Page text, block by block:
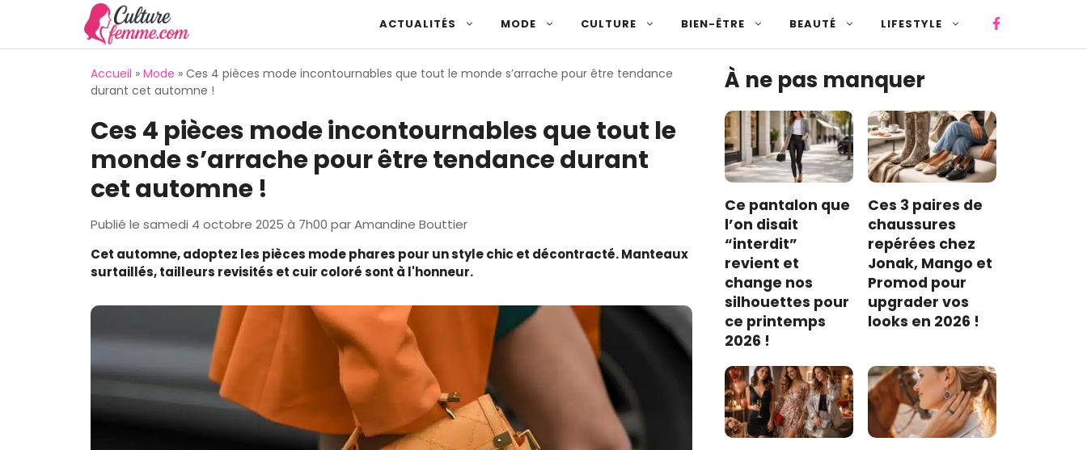
ACTUALITÉS MODE CULTURE BIEN-ÊTRE BEAUTÉ LIFESTYLE
Accueil » Mode » Ces 4 pièces mode incontournables que tout le monde s’arrache pour être tendance
durant cet automne !
Ces 4 pièces mode incontournables que tout le
monde s’arrache pour être tendance durant
cet automne !
Publié le samedi 4 octobre 2025 à 7h00 parAmandine Bouttier
Cet automne, adoptez les pièces mode phares pour un style chic et décontracté. Manteaux
surtaillés, tailleurs revisités et cuir coloré sont à l'honneur.
À ne pas manquer
Ce pantalon que
l’on disait
“interdit”
revient et
change nos
silhouettes pour
ce printemps
2026 !
Ces 3 paires de
chaussures
repérées chez
Jonak, Mango et
Promod pour
upgrader vos
looks en 2026 !